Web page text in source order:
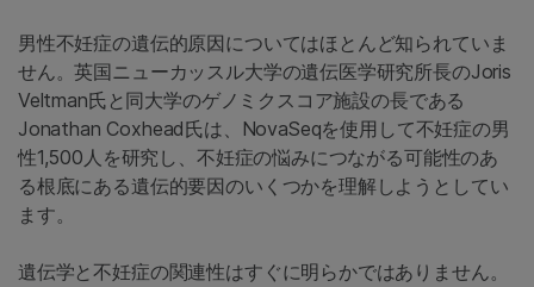
男性不妊症の遺伝的原因についてはほとんど知られていま
せん。英国ニューカッスル大学の遺伝医学研究所長のJoris
Veltman氏と同大学のゲノミクスコア施設の長である
Jonathan Coxhead氏は、NovaSeqを使用して不妊症の男
性1,500人を研究し、不妊症の悩みにつながる可能性のあ
る根底にある遺伝的要因のいくつかを理解しようとしてい
ます。
遺伝学と不妊症の関連性はすぐに明らかではありません。